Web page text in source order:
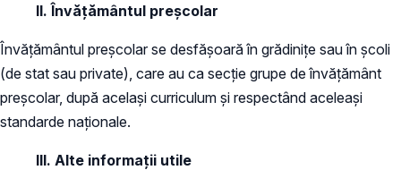
II. Învățământul preșcolar
Învățământul preșcolar se desfășoară în grădinițe sau în școli
(de stat sau private), care au ca secție grupe de învățământ
preșcolar, după același curriculum și respectând aceleași
standarde naționale.
III. Alte informații utile